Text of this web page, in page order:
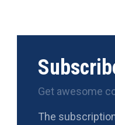
Get awesome
The